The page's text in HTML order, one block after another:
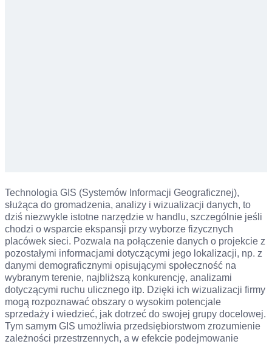
Technologia GIS (Systemów Informacji Geograficznej),
służąca do gromadzenia, analizy i wizualizacji danych, to
dziś niezwykle istotne narzędzie w handlu, szczególnie jeśli
chodzi o wsparcie ekspansji przy wyborze fizycznych
placówek sieci. Pozwala na połączenie danych o projekcie z
pozostałymi informacjami dotyczącymi jego lokalizacji, np. z
danymi demograficznymi opisującymi społeczność na
wybranym terenie, najbliższą konkurencję, analizami
dotyczącymi ruchu ulicznego itp. Dzięki ich wizualizacji firmy
mogą rozpoznawać obszary o wysokim potencjale
sprzedaży i wiedzieć, jak dotrzeć do swojej grupy docelowej.
Tym samym GIS umożliwia przedsiębiorstwom zrozumienie
zależności przestrzennych, a w efekcie podejmowanie